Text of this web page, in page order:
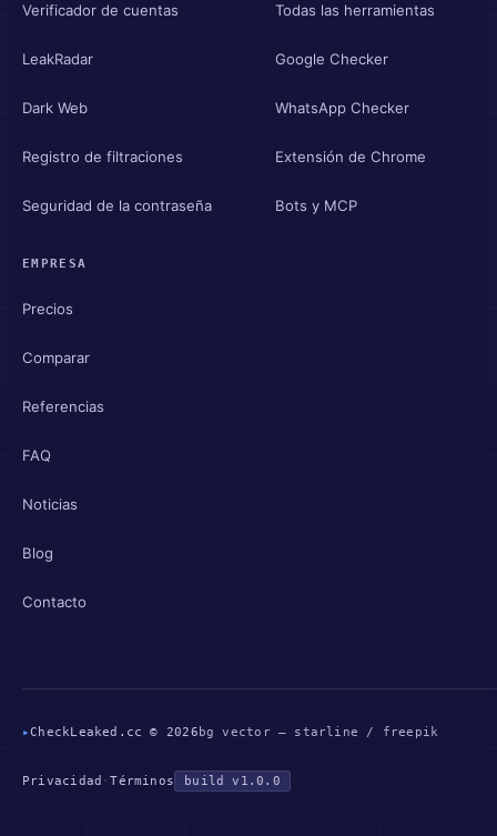
Verificador de cuentas
LeakRadar
Dark Web
Registro de filtraciones
Seguridad de la contraseña
Todas las herramientas
Google Checker
WhatsApp Checker
Extensión de Chrome
Bots y MCP
EMPRESA
Precios
Comparar
Referencias
FAQ
Noticias
Blog
Contacto
▸CheckLeaked.cc © 2026 bg vector — starline / freepik
Privacidad ·Términos build v1.0.0